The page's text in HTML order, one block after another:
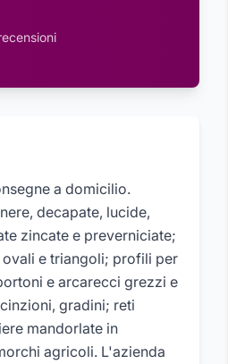
a domicilio.
decapate, lucide,
zincate e preverniciate;
e triangoli; profili per
e arcarecci grezzi e
gradini; reti
mandorlate in
agricoli. L'azienda